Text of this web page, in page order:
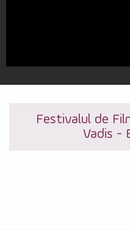
Festivalul de
Vadis -